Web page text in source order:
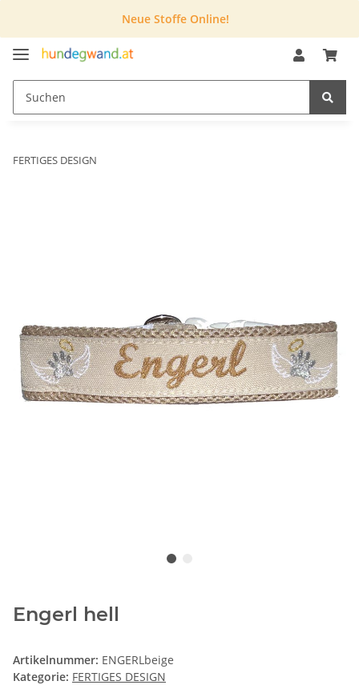
Neue Stoffe Online!
FERTIGES DESIGN
Engerl hell
Artikelnummer: ENGERLbeige
Kategorie: FERTIGES DESIGN